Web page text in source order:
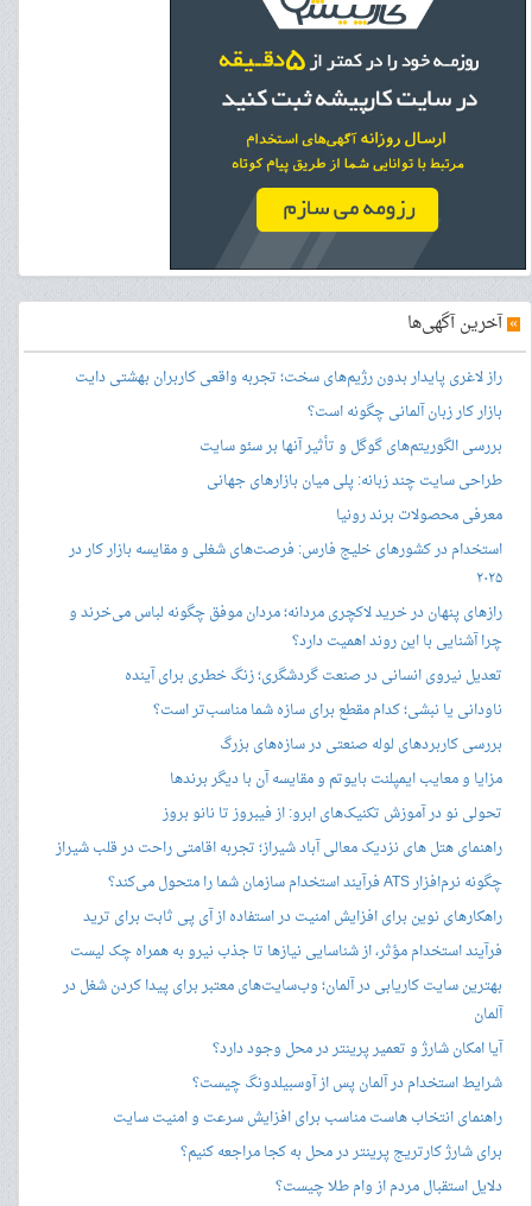
»آخرین آگهی‌ها
راز لاغری پایدار بدون رژیم‌های سخت؛ تجربه واقعی کاربران بهشتی دایت
بازار کار زبان آلمانی چگونه است؟
بررسی الگوریتم‌های گوگل و تأثیر آنها بر سئو سایت
طراحی سایت چند زبانه: پلی میان بازارهای جهانی
معرفی محصولات برند رونیا
استخدام در کشورهای خلیج فارس: فرصت‌های شغلی و مقایسه بازار کار در
۲۰۲۵
رازهای پنهان در خرید لاکچری مردانه؛ مردان موفق چگونه لباس می‌خرند و
چرا آشنایی با این روند اهمیت دارد؟
تعدیل نیروی انسانی در صنعت گردشگری؛ زنگ خطری برای آینده
ناودانی یا نبشی؛ کدام مقطع برای سازه شما مناسب‌تر است؟
بررسی کاربردهای لوله صنعتی در سازه‌های بزرگ
مزایا و معایب ایمپلنت بایوتم و مقایسه آن با دیگر برندها
تحولی نو در آموزش تکنیک‌های ابرو: از فیبروز تا نانو بروز
راهنمای هتل های نزدیک معالی آباد شیراز؛ تجربه اقامتی راحت در قلب شیراز
چگونه نرم‌افزار ATS فرآیند استخدام سازمان شما را متحول می‌کند؟
راهکارهای نوین برای افزایش امنیت در استفاده از آی پی ثابت برای ترید
فرآیند استخدام مؤثر، از شناسایی نیازها تا جذب نیرو به همراه چک لیست
بهترین سایت کاریابی در آلمان؛ وب‌سایت‌های معتبر برای پیدا کردن شغل در
آلمان
آیا امکان شارژ و تعمیر پرینتر در محل وجود دارد؟
شرایط استخدام در آلمان پس از آوسبیلدونگ چیست؟
راهنمای انتخاب هاست مناسب برای افزایش سرعت و امنیت سایت
برای شارژ کارتریج پرینتر در محل به کجا مراجعه کنیم؟
دلایل استقبال مردم از وام طلا چیست؟